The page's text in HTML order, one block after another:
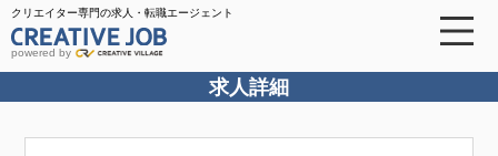
クリエイター専門の求人・転職エージェント
powered by
求人詳細